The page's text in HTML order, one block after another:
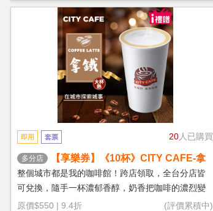
20人已購買
即用 套票
多分店
【享樂券】《10杯》CITY CAFE-拿
鐵(大杯-熱)
整個城市都是我的咖啡館！跨店領取，全台分店皆
可兌換，隨手一杯濃郁香醇，奶香把咖啡的濃烈變
溫柔！
原價$550 | 9.4折 (評價累積中)